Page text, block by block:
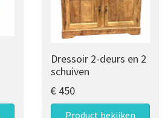
Dressoir 2-deurs en 2
schuiven
€ 450
Product bekijken